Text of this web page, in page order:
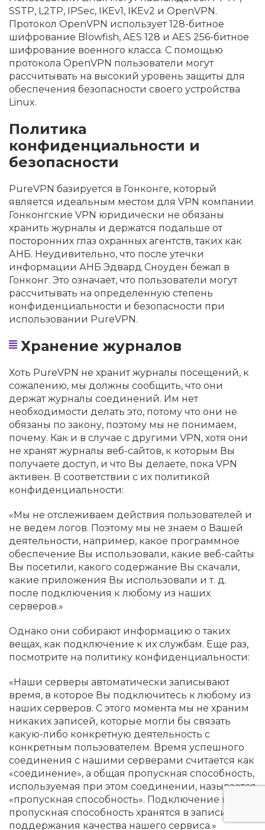
SSTP, L2TP, IPSec, IKEv1, IKEv2 и OpenVPN.
Протокол OpenVPN использует 128-битное
шифрование Blowfish, AES 128 и AES 256-битное
шифрование военного класса. С помощью
протокола OpenVPN пользователи могут
рассчитывать на высокий уровень защиты для
обеспечения безопасности своего устройства
Linux.
Политика
конфиденциальности и
безопасности
PureVPN базируется в Гонконге, который
является идеальным местом для VPN компании.
Гонконгские VPN юридически не обязаны
хранить журналы и держатся подальше от
посторонних глаз охранных агентств, таких как
АНБ. Неудивительно, что после утечки
информации АНБ Эдвард Сноуден бежал в
Гонконг. Это означает, что пользователи могут
рассчитывать на определенную степень
конфиденциальности и безопасности при
использовании PureVPN.
Хранение журналов
Хоть PureVPN не хранит журналы посещений, к
сожалению, мы должны сообщить, что они
держат журналы соединений. Им нет
необходимости делать это, потому что они не
обязаны по закону, поэтому мы не понимаем,
почему. Как и в случае с другими VPN, хотя они
не хранят журналы веб-сайтов, к которым Вы
получаете доступ, и что Вы делаете, пока VPN
активен. В соответствии с их политикой
конфиденциальности:
«Мы не отслеживаем действия пользователей и
не ведем логов. Поэтому мы не знаем о Вашей
деятельности, например, какое программное
обеспечение Вы использовали, какие веб-сайты
Вы посетили, какого содержание Вы скачали,
какие приложения Вы использовали и т. д.
после подключения к любому из наших
серверов.»
Однако они собирают информацию о таких
вещах, как подключение к их службам. Еще раз,
посмотрите на политику конфиденциальности:
«Наши серверы автоматически записывают
время, в которое Вы подключитесь к любому из
наших серверов. С этого момента мы не храним
никаких записей, которые могли бы связать
какую-либо конкретную деятельность с
конкретным пользователем. Время успешного
соединения с нашими серверами считается как
«соединение», а общая пропускная способность,
используемая при этом соединении, называется
«пропускная способность». Подключение и
пропускная способность хранятся в записи для
поддержания качества нашего сервиса.»